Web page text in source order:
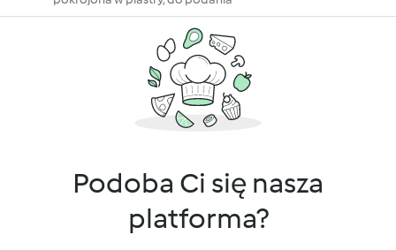
Podoba Ci się nasza
platforma?